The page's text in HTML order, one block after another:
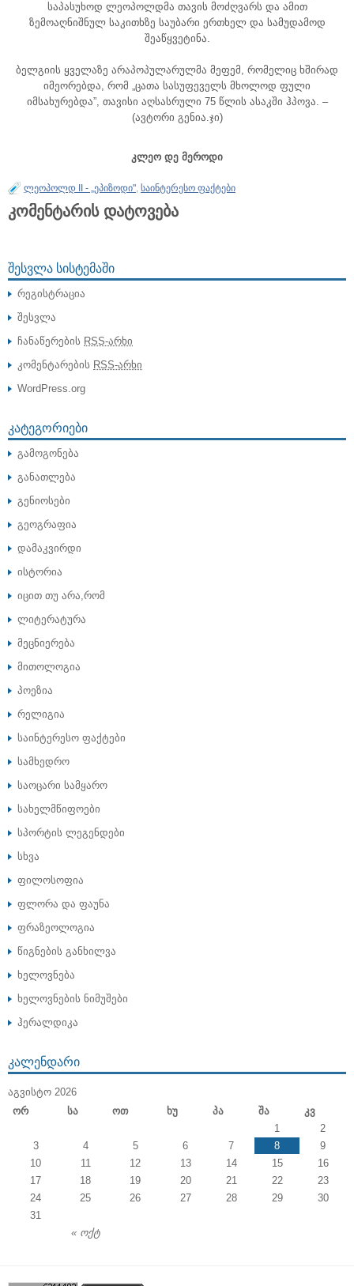
საპასუხოდ ლეოპოლდმა თავის მოძღვარს და ამით
ზემოაღნიშნულ საკითხზე საუბარი ერთხელ და სამუდამოდ
შეაწყვეტინა.
ბელგიის ყველაზე არაპოპულარულმა მეფემ, რომელიც ხშირად
იმეორებდა, რომ „ცათა სასუფეველს მხოლოდ ფული
იმსახურებდა”, თავისი აღსასრული 75 წლის ასაკში ჰპოვა. –
(ავტორი გენია.ჯი)
კლეო დე მეროდი
ლეოპოლდ II - „ეპიზოდი", საინტერესო ფაქტები
კომენტარის დატოვება
ᲨᲔᲡᲕᲚᲐ ᲡᲘᲡᲢᲔᲛᲐᲨᲘ
რეგისტრაცია
შესვლა
ჩანაწერების RSS-არხი
კომენტარების RSS-არხი
WordPress.org
ᲙᲐᲢᲔᲒᲝᲠᲘᲔᲑᲘ
გამოგონება
განათლება
გენიოსები
გეოგრაფია
დამაკვირდი
ისტორია
იცით თუ არა,რომ
ლიტერატურა
მეცნიერება
მითოლოგია
პოეზია
რელიგია
საინტერესო ფაქტები
სამხედრო
საოცარი სამყარო
სახელმწიფოები
სპორტის ლეგენდები
სხვა
ფილოსოფია
ფლორა და ფაუნა
ფრაზეოლოგია
წიგნების განხილვა
ხელოვნება
ხელოვნების ნიმუშები
ჰერალდიკა
ᲙᲐᲚᲔᲜᲓᲐᲠᲘ
ᲐᲒᲕᲘᲡᲢᲝ 2026
Ორ
Სა Ოთ Ხუ Პა Შა Კვ
« ოქტ
1
2
3
4 5 6 7 8
9
10
11 12 13 14 15
16
17
18 19 20 21 22
23
24
25 26 27 28 29
30
31